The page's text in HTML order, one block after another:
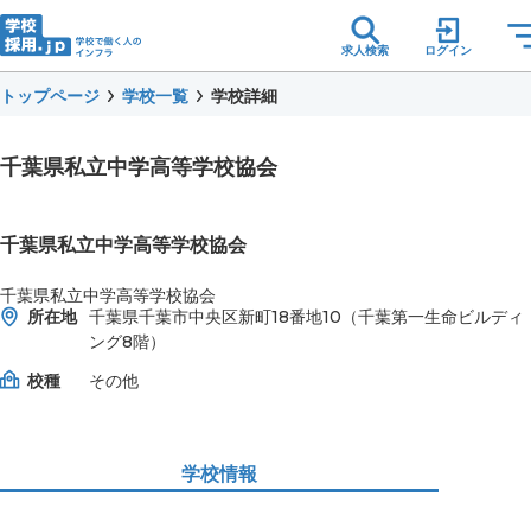
求人検索 ログイン
トップページ 学校一覧 学校詳細
千葉県私立中学高等学校協会
千葉県私立中学高等学校協会
千葉県私立中学高等学校協会
所在地 千葉県千葉市中央区新町18番地10（千葉第一生命ビルディ
ング8階）
校種
その他
学校情報